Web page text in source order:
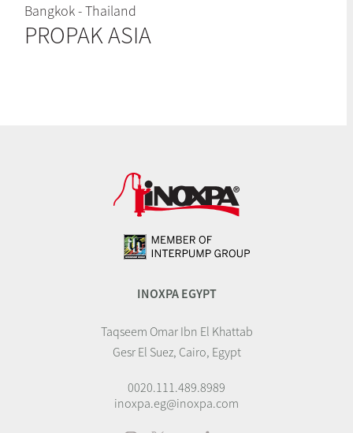
Bangkok - Thailand
PROPAK ASIA
INOXPA EGYPT
Taqseem Omar Ibn El Khattab
Gesr El Suez, Cairo, Egypt
0020.111.489.8989
inoxpa.eg@inoxpa.com